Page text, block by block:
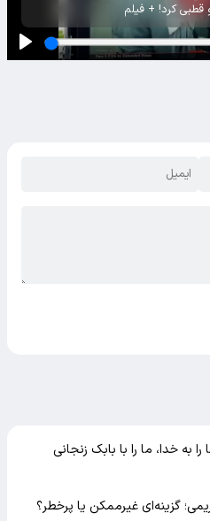
قطبی کرد! + فیلم
به خدا، ما را با بابک زنجانی
گزینه‌ای غیرممکن یا پرخطر؟